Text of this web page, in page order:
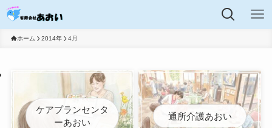
ホーム 2014年 4月
ケアプランセンタ
ーあおい
通所介護あおい